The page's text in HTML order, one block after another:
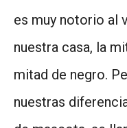
es muy notorio al
nuestra casa, la
mitad de negro.
nuestras